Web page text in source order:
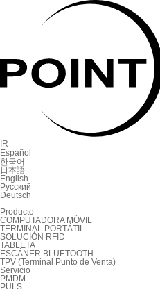
IR
Español
한국어
日本語
English
Русский
Deutsch
Producto
COMPUTADORA MÓVIL
TERMINAL PORTÁTIL
SOLUCIÓN RFID
TABLETA
ESCÁNER BLUETOOTH
TPV (Terminal Punto de Venta)
Servicio
PMDM
PULS